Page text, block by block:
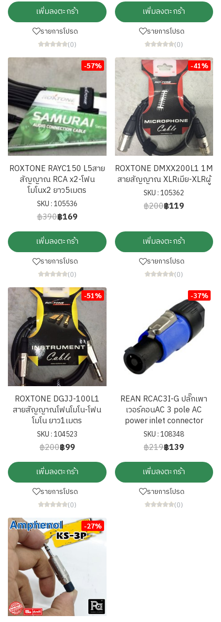
เพิ่มลงตะกร้า
รายการโปรด
(0)
เพิ่มลงตะกร้า
รายการโปรด
(0)
-57%
ROXTONE RAYC150 L5สาย
สัญญาณ RCA x2-โฟน
โมโนx2 ยาว5เมตร
SKU : 105536
฿390฿169
เพิ่มลงตะกร้า
รายการโปรด
(0)
-41%
ROXTONE DMXX200L1 1M
สายสัญญาณ XLRเมีย-XLRผู้
SKU : 105362
฿200฿119
เพิ่มลงตะกร้า
รายการโปรด
(0)
-51%
ROXTONE DGJJ-100L1
สายสัญญาณโฟนโมโน-โฟน
โมโน ยาว1เมตร
SKU : 104523
฿200฿99
เพิ่มลงตะกร้า
รายการโปรด
(0)
-37%
REAN RCAC3I-G ปลั๊กเพา
เวอร์คอนAC 3 pole AC
power inlet connector
SKU : 108348
฿219฿139
เพิ่มลงตะกร้า
รายการโปรด
(0)
-27%